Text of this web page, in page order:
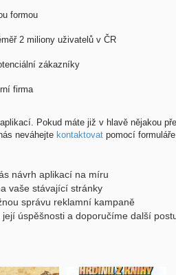
formou
2 miliony uživatelů v ČR
zákazníky
firma
Pokud máte již v hlavě nějakou
neváhejte kontaktovat pomocí
návrh aplikací na míru
vaše stávající stránky
správu reklamní kampaně
úspěšnosti a doporučíme další